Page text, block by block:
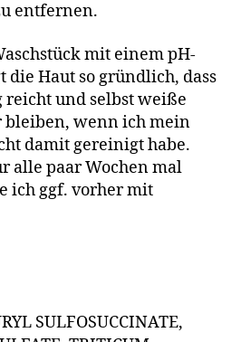
entfernen.
mit einem pH-
die Haut so gründlich, dass
reicht und selbst weiße
bleiben, wenn ich mein
damit gereinigt habe.
alle paar Wochen mal
ich ggf. vorher mit
SULFOSUCCINATE,